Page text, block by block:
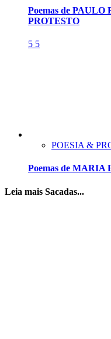
Poemas de PAULO
PROTESTO
5 5
POESIA &
Poemas de
Leia mais Sacadas...